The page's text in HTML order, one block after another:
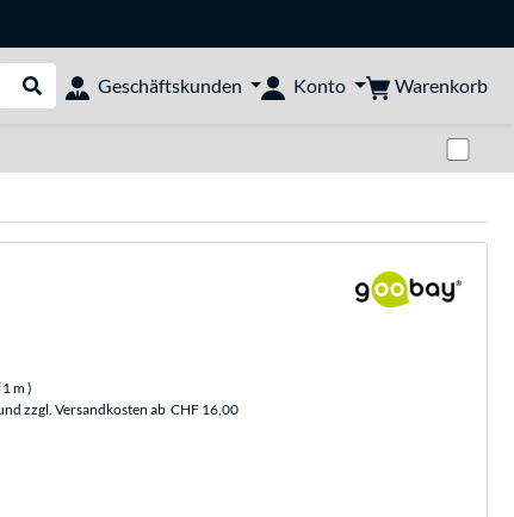
Suche durchführen
Geschäftskunden Konto Warenkorb
1 m)
zzgl. Versandkosten ab CHF 16,00